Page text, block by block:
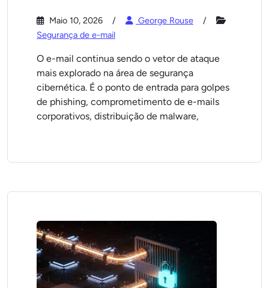
Maio 10, 2026
George Rouse
Segurança de e-mail
O e-mail continua sendo o vetor de ataque
mais explorado na área de segurança
cibernética. É o ponto de entrada para golpes
de phishing, comprometimento de e-mails
corporativos, distribuição de malware,